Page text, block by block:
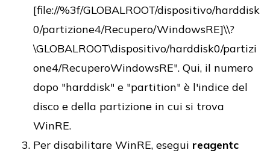
[file://%3f/GLOBALROOT/dispositivo/harddisk
0/partizione4/Recupero/WindowsRE]\\?
\GLOBALROOT\dispositivo/harddisk0/partizi
one4/RecuperoWindowsRE". Qui, il numero
dopo "harddisk" e "partition" è l'indice del
disco e della partizione in cui si trova
WinRE.
Per disabilitare WinRE, esegui reagentc